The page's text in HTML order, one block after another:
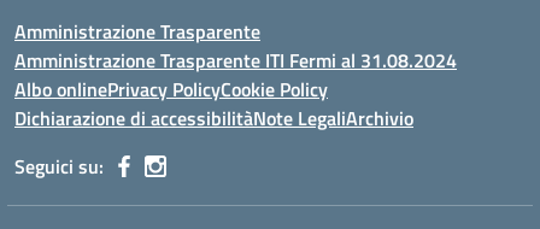
Amministrazione Trasparente
Amministrazione Trasparente ITI Fermi al 31.08.2024
Albo onlinePrivacy PolicyCookie Policy
Dichiarazione di accessibilitàNote LegaliArchivio
Seguici su: